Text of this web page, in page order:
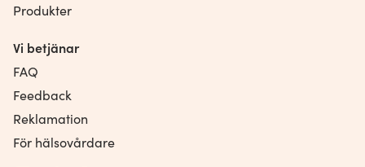
Produkter
Vi betjänar
FAQ
Feedback
Reklamation
För hälsovårdare